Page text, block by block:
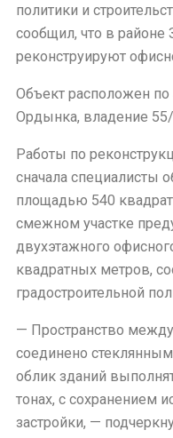
политики и
сообщил, что в районе
реконструируют
Объект расположен
Ордынка, владение
Работы по
сначала специалисты
площадью 540
смежном участке
двухэтажного
квадратных метров,
градостроительной
— Пространство
соединено
облик зданий
тонах, с сохранением
застройки, —